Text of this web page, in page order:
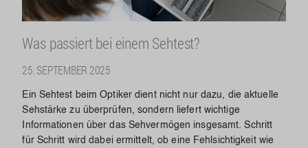
Was passiert bei einem Sehtest?
25. SEPTEMBER 2025
Ein Sehtest beim Optiker dient nicht nur dazu, die aktuelle
Sehstärke zu überprüfen, sondern liefert wichtige
Informationen über das Sehvermögen insgesamt. Schritt
für Schritt wird dabei ermittelt, ob eine Fehlsichtigkeit wie